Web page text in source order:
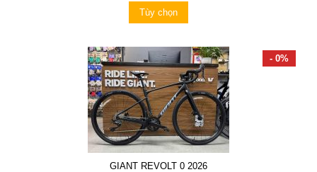
Tùy chọn
- 0%
GIANT REVOLT 0 2026